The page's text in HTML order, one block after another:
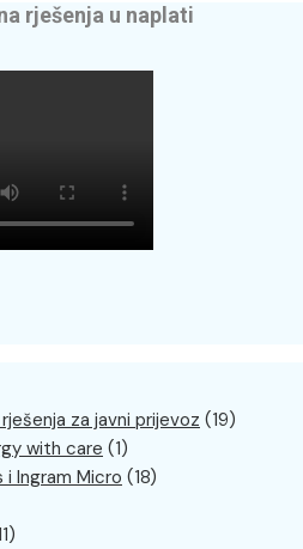
rješenja u naplati
za javni prijevoz (19)
with care (1)
Ingram Micro (18)